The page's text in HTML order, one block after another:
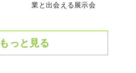
業と出会える展示会
もっと見る